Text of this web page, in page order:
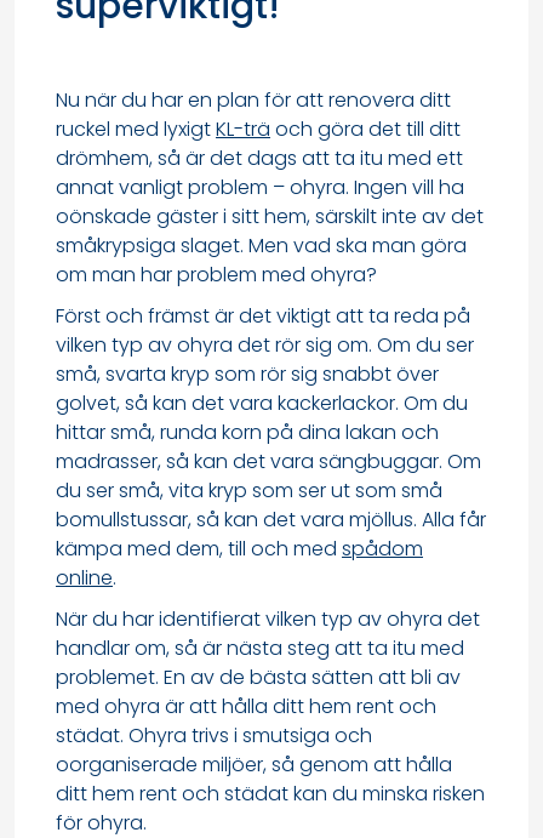
Nu när du har en plan för att renovera ditt
ruckel med lyxigtKL-trä och göra det till ditt
drömhem, så är det dags att ta itu med ett
annat vanligt problem – ohyra. Ingen vill ha
oönskade gäster i sitt hem, särskilt inte av det
småkrypsiga slaget. Men vad ska man göra
om man har problem med ohyra?
Först och främst är det viktigt att ta reda på
vilken typ av ohyra det rör sig om. Om du ser
små, svarta kryp som rör sig snabbt över
golvet, så kan det vara kackerlackor. Om du
hittar små, runda korn på dina lakan och
madrasser, så kan det vara sängbuggar. Om
du ser små, vita kryp som ser ut som små
bomullstussar, så kan det vara mjöllus. Alla får
kämpa med dem, till och med spådom
online.
När du har identifierat vilken typ av ohyra det
handlar om, så är nästa steg att ta itu med
problemet. En av de bästa sätten att bli av
med ohyra är att hålla ditt hem rent och
städat. Ohyra trivs i smutsiga och
oorganiserade miljöer, så genom att hålla
ditt hem rent och städat kan du minska risken
för ohyra.